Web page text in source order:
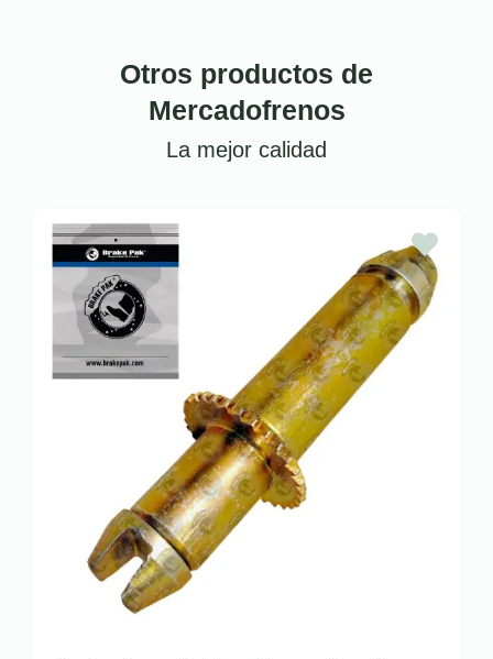
Otros productos de
Mercadofrenos
La mejor calidad